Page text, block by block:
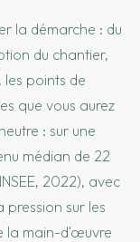
la démarche : du
du chantier,
points de
que vous aurez
: sur une
médian de 22
2022), avec
pression sur les
la main-d'œuvre